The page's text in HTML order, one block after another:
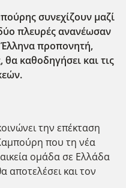
συνεχίζουν μαζί
πλευρές ανανέωσαν
Έλληνα προπονητή,
θα καθοδηγήσει και τις
την επέκταση
που τη νέα
ομάδα σε Ελλάδα
και τον